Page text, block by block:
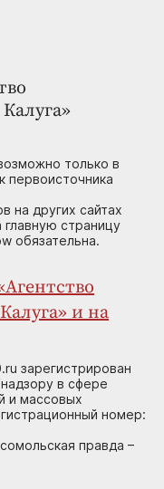
только в
первоисточника
на других сайтах
главную страницу
обязательна.
и на
зарегистрирован
в сфере
и массовых
номер:
правда –